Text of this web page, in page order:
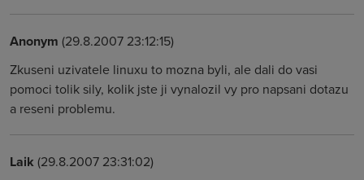
Anonym (29.8.2007 23:12:15)
Zkuseni uzivatele linuxu to mozna byli, ale dali do vasi
pomoci tolik sily, kolik jste ji vynalozil vy pro napsani dotazu
a reseni problemu.
Laik (29.8.2007 23:31:02)